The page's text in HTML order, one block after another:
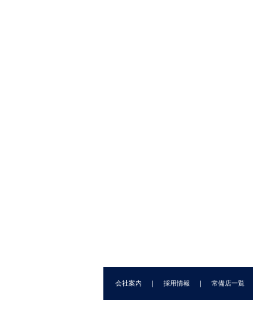
会社案内 採用情報 常備店一覧